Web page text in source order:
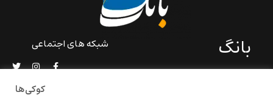
بانگ شبکه های اجتماعی
کوکی‌ها